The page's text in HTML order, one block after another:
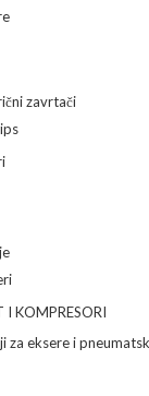
zavrtači
I KOMPRESORI
za eksere i